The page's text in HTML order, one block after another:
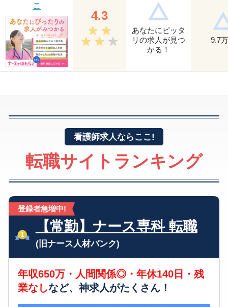
こ
4.3
あなたにピッタ
リの求人が見つ
かる！
9.7
看護師求人ならここ!
転職サイトランキング
登録者急増中!
【常勤】ナース専科 転職
(旧ナース人材バンク)
年収650万・人間関係◎・年休140日・残
業なしなど、神求人がたくさん！